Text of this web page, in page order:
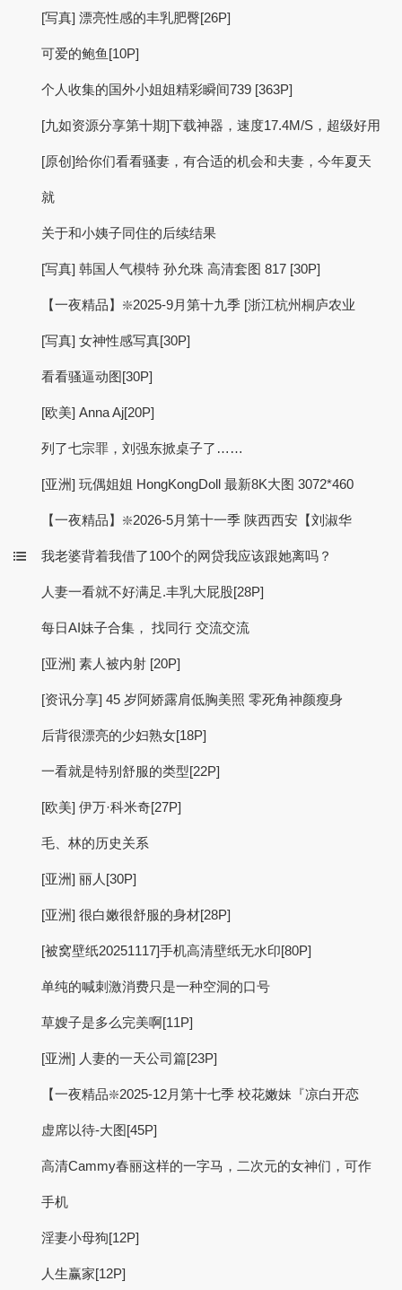
[写真] 漂亮性感的丰乳肥臀[26P]
可爱的鲍鱼[10P]
个人收集的国外小姐姐精彩瞬间739 [363P]
[九如资源分享第十期]下载神器，速度17.4M/S，超级好用
[原创]给你们看看骚妻，有合适的机会和夫妻，今年夏天
就
关于和小姨子同住的后续结果
[写真] 韩国人气模特 孙允珠 高清套图 817 [30P]
【一夜精品】❇️2025-9月第十九季 [浙江杭州桐庐农业
[写真] 女神性感写真[30P]
看看骚逼动图[30P]
[欧美] Anna Aj[20P]
列了七宗罪，刘强东掀桌子了……
[亚洲] 玩偶姐姐 HongKongDoll 最新8K大图 3072*460
【一夜精品】❇️2026-5月第十一季 陕西西安【刘淑华
我老婆背着我借了100个的网贷我应该跟她离吗？
人妻一看就不好满足.丰乳大屁股[28P]
每日AI妹子合集， 找同行 交流交流
[亚洲] 素人被内射 [20P]
[资讯分享] 45 岁阿娇露肩低胸美照 零死角神颜瘦身
后背很漂亮的少妇熟女[18P]
一看就是特别舒服的类型[22P]
[欧美] 伊万·科米奇[27P]
毛、林的历史关系
[亚洲] 丽人[30P]
[亚洲] 很白嫩很舒服的身材[28P]
[被窝壁纸20251117]手机高清壁纸无水印[80P]
单纯的喊刺激消费只是一种空洞的口号
草嫂子是多么完美啊[11P]
[亚洲] 人妻的一天公司篇[23P]
【一夜精品❇️2025-12月第十七季 校花嫩妹『凉白开恋
虚席以待-大图[45P]
高清Cammy春丽这样的一字马，二次元的女神们，可作
手机
淫妻小母狗[12P]
人生赢家[12P]